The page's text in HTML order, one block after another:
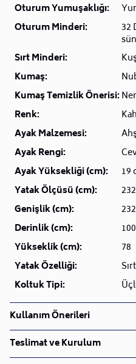
Oturum Yumuşaklığı:
Oturum Minderi:
32
Sırt Minderi:
Kumaş:
Kumaş Temizlik Önerisi:
Renk:
Ayak Malzemesi:
Ayak Rengi:
Ayak Yüksekliği (cm):
19
Yatak Ölçüsü (cm):
Genişlik (cm):
232
Derinlik (cm):
100
Yükseklik (cm):
78
Yatak Özelliği:
Koltuk Tipi:
Kullanım Önerileri
Nemli bez ile silinebilir.
Teslimat ve Kurulum